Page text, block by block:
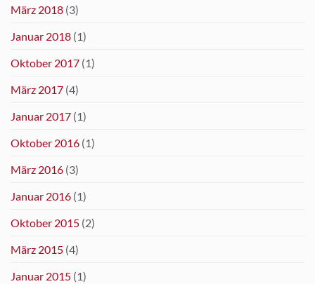
März 2018 (3)
Januar 2018 (1)
Oktober 2017 (1)
März 2017 (4)
Januar 2017 (1)
Oktober 2016 (1)
März 2016 (3)
Januar 2016 (1)
Oktober 2015 (2)
März 2015 (4)
Januar 2015 (1)